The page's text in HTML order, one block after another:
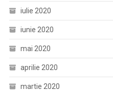
iulie 2020
iunie 2020
mai 2020
aprilie 2020
martie 2020